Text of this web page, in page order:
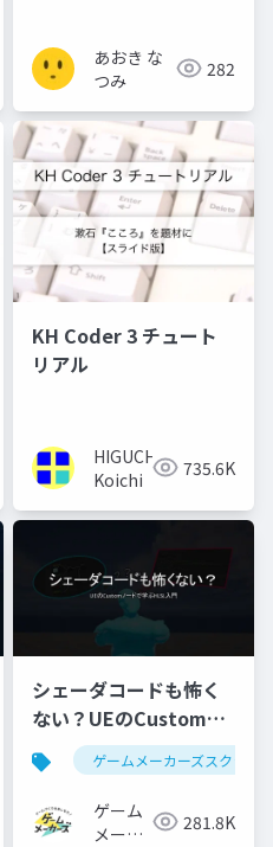
あおき な
つみ
282
KH Coder 3 チュート
リアル
HIGUCHI
Koichi
735.6K
シェーダコードも怖く
ない？UEのCustomノ
ードで学ぶHLSL入門
ゲームメーカーズスクラン
ゲーム
メーカ
281.8K